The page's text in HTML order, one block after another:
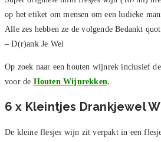
op het etiket om mensen om een ludieke
Alle zes hebben ze de volgende Bedankt
– D(r)ank Je Wel
Op zoek naar een houten wijnrek inclusief
voor de Houten Wijnrekken.
6 x Kleintjes Drankjewel
De kleine flesjes wijn zit verpakt in een